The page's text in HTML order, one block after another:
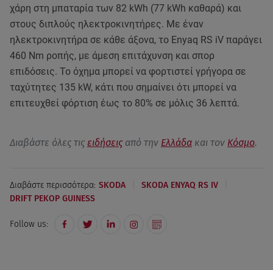
χάρη στη μπαταρία των 82 kWh (77 kWh καθαρά) και
στους διπλούς ηλεκτροκινητήρες. Με έναν
ηλεκτροκινητήρα σε κάθε άξονα, το Enyaq RS iV παράγει
460 Nm ροπής, με άμεση επιτάχυνση και σπορ
επιδόσεις. Το όχημα μπορεί να φορτιστεί γρήγορα σε
ταχύτητες 135 kW, κάτι που σημαίνει ότι μπορεί να
επιτευχθεί φόρτιση έως το 80% σε μόλις 36 λεπτά.
Διαβάστε όλες τις ειδήσεις από την Ελλάδα και τον Κόσμο.
Διαβάστε περισσότερα: SKODA SKODA ENYAQ RS IV
DRIFT ΡΕΚΟΡ GUINESS
Follow us: